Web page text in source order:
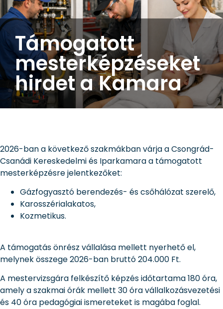
Támogatott
mesterképzéseket
hirdet a Kamara
2026-ban a következő szakmákban várja a Csongrád-
Csanádi Kereskedelmi és Iparkamara a támogatott
mesterképzésre jelentkezőket:
Gázfogyasztó berendezés- és csőhálózat szerelő,
Karosszérialakatos,
Kozmetikus.
A támogatás önrész vállalása mellett nyerhető el,
melynek összege 2026-ban bruttó 204.000 Ft.
A mestervizsgára felkészítő képzés időtartama 180 óra,
amely a szakmai órák mellett 30 óra vállalkozásvezetési
és 40 óra pedagógiai ismereteket is magába foglal.